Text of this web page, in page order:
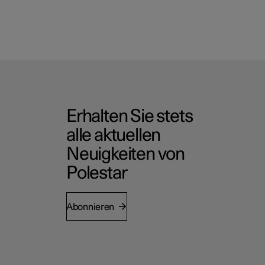
Erhalten Sie stets
alle aktuellen
Neuigkeiten von
Polestar
Abonnieren